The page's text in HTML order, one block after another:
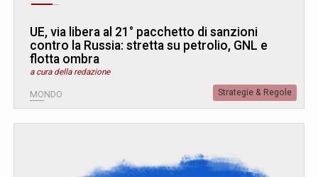
UE, via libera al 21° pacchetto di sanzioni
contro la Russia: stretta su petrolio, GNL e
flotta ombra
a cura della redazione
MONDO Strategie & Regole